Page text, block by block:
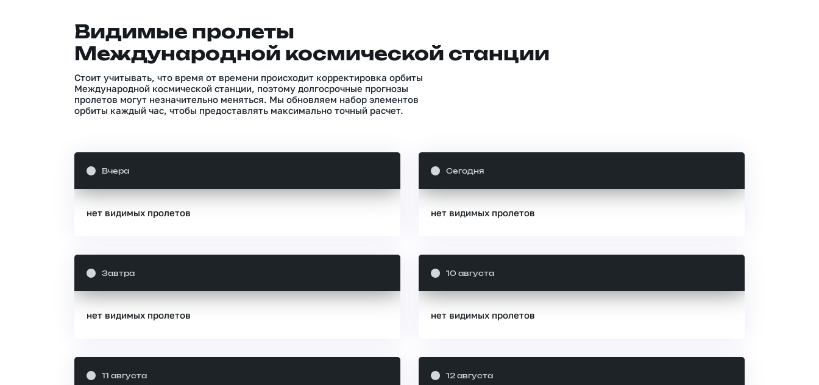
Видимые пролеты
Международной космической станции
Стоит учитывать, что время от времени происходит корректировка орбиты
Международной космической станции, поэтому долгосрочные прогнозы
пролетов могут незначительно меняться. Мы обновляем набор элементов
орбиты каждый час, чтобы предоставлять максимально точный расчет.
Вчера
нет видимых пролетов
Сегодня
нет видимых пролетов
Завтра
нет видимых пролетов
10 августа
нет видимых пролетов
11 августа 12 августа